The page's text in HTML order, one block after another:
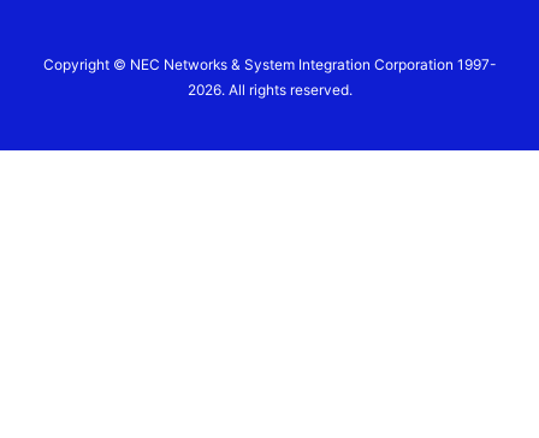
Copyright © NEC Networks & System Integration Corporation 1997-
2026. All rights reserved.